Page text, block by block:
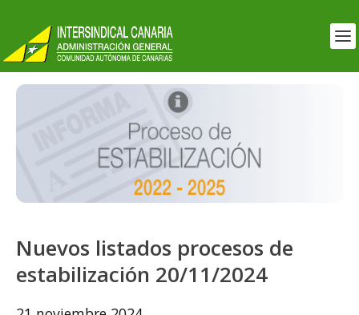
Nuevos listados procesos de
estabilización 20/11/2024